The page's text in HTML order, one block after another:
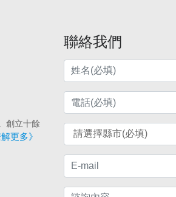
創立十餘
解更多》
聯絡我們